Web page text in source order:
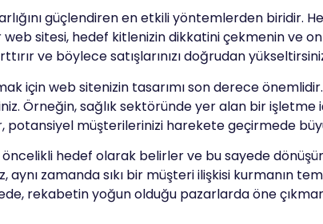
güçlendiren en etkili yöntemlerden biridir.
sitesi, hedef kitlenizin dikkatini çekmenin ve
ve böylece satışlarınızı doğrudan
için web sitenizin tasarımı son derece önemlidir.
Örneğin, sağlık sektöründe yer alan bir işletme
potansiyel müşterilerinizi harekete geçirmede
öncelikli hedef olarak belirler ve bu sayede
zamanda sıkı bir müşteri ilişkisi kurmanın
rekabetin yoğun olduğu pazarlarda öne